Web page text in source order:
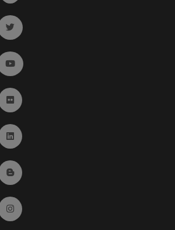
Ir a twitter (abre en ventana nueva)
Ir a YouTube (abre en ventana nueva)
Ir a Flickr (abre en ventana nueva)
Ir a Linkedin (abre en ventana nueva)
Ir al Blog (abre en ventana nueva)
Ir a Instagram (abre en ventana nueva)